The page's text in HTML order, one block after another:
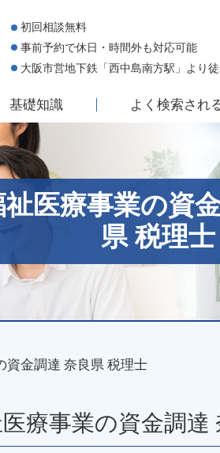
祉医療事業の資
県 税理士
初回相談無料
事前予約で休日・時間外も対応可能
大阪市営地下鉄「西中島南方駅」より
基礎知識 よく検索され
資金調達 奈良県 税理士
療事業の資金調達